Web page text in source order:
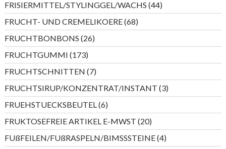
FRISIERMITTEL/STYLINGGEL/WACHS 4444
Produkte
FRUCHT- UND CREMELIKOERE 6868
Produkte
FRUCHTBONBONS 2626
Produkte
FRUCHTGUMMI 173173
Produkte
FRUCHTSCHNITTEN 77
Produkte
FRUCHTSIRUP/KONZENTRAT/INSTANT 33
Produkte
FRUEHSTUECKSBEUTEL 66
Produkte
FRUKTOSEFREIE ARTIKEL E-MWST 2020
Produkte
FUßFEILEN/FUßRASPELN/BIMSSSTEINE 44